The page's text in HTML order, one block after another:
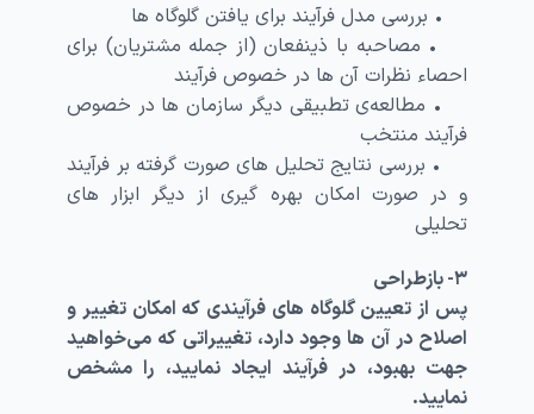
• بررسی مدل فرآیند برای یافتن گلوگاه ها
• مصاحبه با ذینفعان (از جمله مشتریان) برای
احصاء نظرات آن ‌ها در خصوص فرآیند
• مطالعه‌ی تطبیقی دیگر سازمان ‌ها در خصوص
فرآیند منتخب
• بررسی نتایج تحلیل های صورت گرفته بر فرآیند
و در صورت امکان بهره گیری از دیگر ابزار های
تحلیلی
۳- بازطراحی
پس از تعیین گلوگاه های فرآیندی که امکان تغییر و
اصلاح در آن ها وجود دارد، تغییراتی که می‌خواهید
جهت بهبود، در فرآیند ایجاد نمایید، را مشخص
نمایید.